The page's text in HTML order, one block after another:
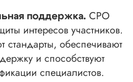
поддержка. СРО
интересов участников.
стандарты, обеспечивают
и способствуют
специалистов.